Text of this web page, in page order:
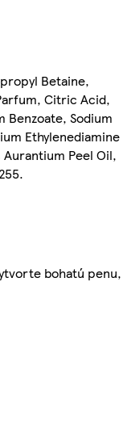
Betaine,
Citric Acid,
Benzoate, Sodium
Ethylenediamine
Peel Oil,
bohatú penu,